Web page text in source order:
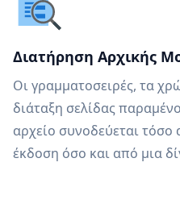
Διατήρηση Αρχικής
Οι γραμματοσειρές, τα
διάταξη σελίδας
αρχείο συνοδεύεται
έκδοση όσο και από μια